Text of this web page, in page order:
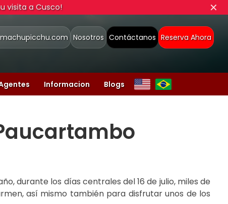
visita a Cusco! ✕
Reserva Ahora
Contáctanos
Nosotros
Informacion Blogs
durante los días centrales del 16 de julio, miles de
así mismo también para disfrutar unos de los